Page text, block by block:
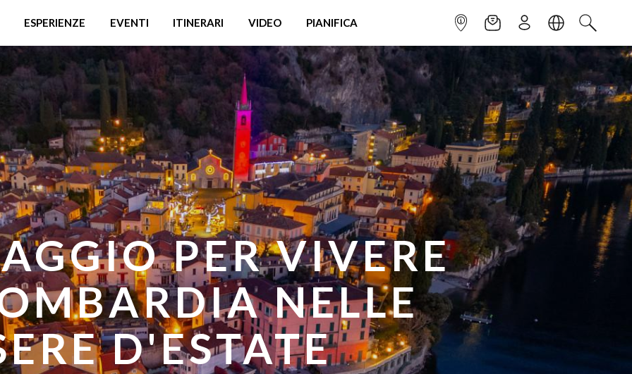
ESPERIENZE EVENTI ITINERARI VIDEO PIANIFICA INFOPOINTNEWSLETTER
ISCRIVITILINGUACERCA
DI FRESCURA IN
DOVE
IN ESTATE